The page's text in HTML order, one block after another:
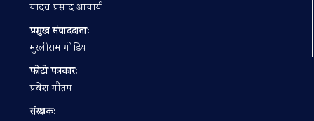
यादव प्रसाद आचार्य
प्रमुख संवाददाता:
मुरलीराम गोडिया
फोटो पत्रकार:
प्रबेश गाैतम
संरक्षक: